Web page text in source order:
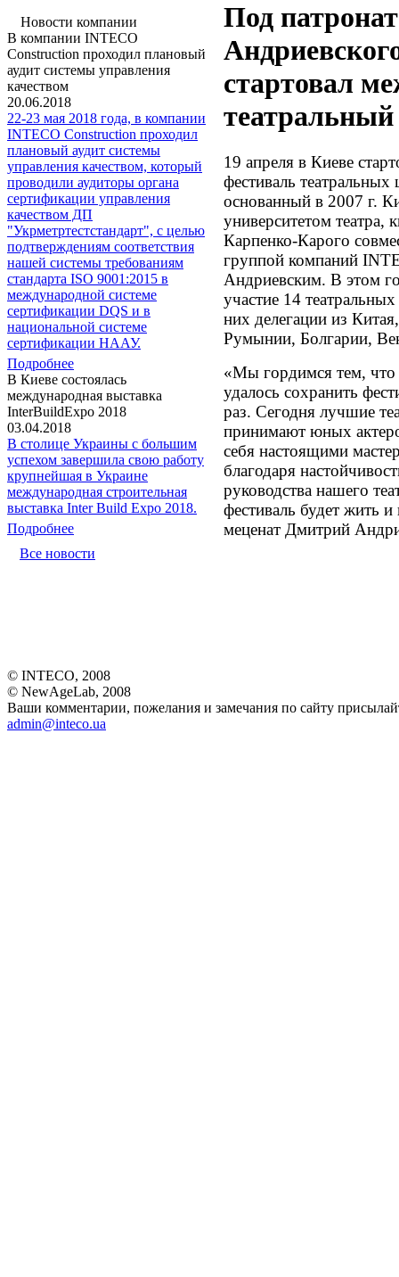
Новости компании
В компании INTECO
Construction проходил плановый
аудит системы управления
качеством
20.06.2018
22-23 мая 2018 года, в компании
INTECO Construction проходил
плановый аудит системы
управления качеством, который
проводили аудиторы органа
сертификации управления
качеством ДП
"Укрметртестстандарт", с целью
подтверждениям соответствия
нашей системы требованиям
стандарта ISO 9001:2015 в
международной системе
сертификации DQS и в
национальной системе
сертификации НААУ.
Подробнее
В Киеве состоялась
международная выставка
InterBuildExpo 2018
03.04.2018
В столице Украины с большим
успехом завершила свою работу
крупнейшая в Украине
международная строительная
выставка Inter Build Expo 2018.
Подробнее
Все новости
Под
стартовал
19 апреля в Киеве
фестиваль
основанный в 2007 г.
университетом
Карпенко-Карого
группой компаний
Андриевским. В этом
участие 14
них делегации из
Румынии, Болгарии,
«Мы гордимся тем, что
удалось сохранить
раз. Сегодня лучшие
принимают юных
себя настоящими
благодаря
руководства нашего
фестиваль будет жить
меценат Дмитрий
© INTECO, 2008
© NewAgeLab, 2008
Ваши комментарии, пожелания и замечания по сайту
admin@inteco.ua